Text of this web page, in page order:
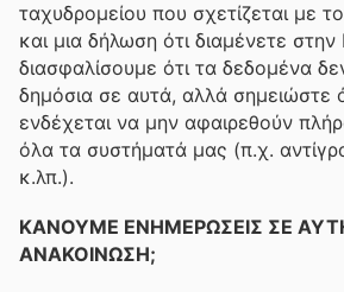
ταχυδρομείου που σχετίζεται με
και μια δήλωση ότι διαμένετε
διασφαλίσουμε ότι τα δεδομένα
δημόσια σε αυτά, αλλά σημειώστε
ενδέχεται να μην αφαιρεθούν
όλα τα συστήματά μας (π.χ.
κ.λπ.).
ΚΑΝΟΥΜΕ ΕΝΗΜΕΡΩΣΕΙΣ ΣΕ
ΑΝΑΚΟΙΝΩΣΗ;